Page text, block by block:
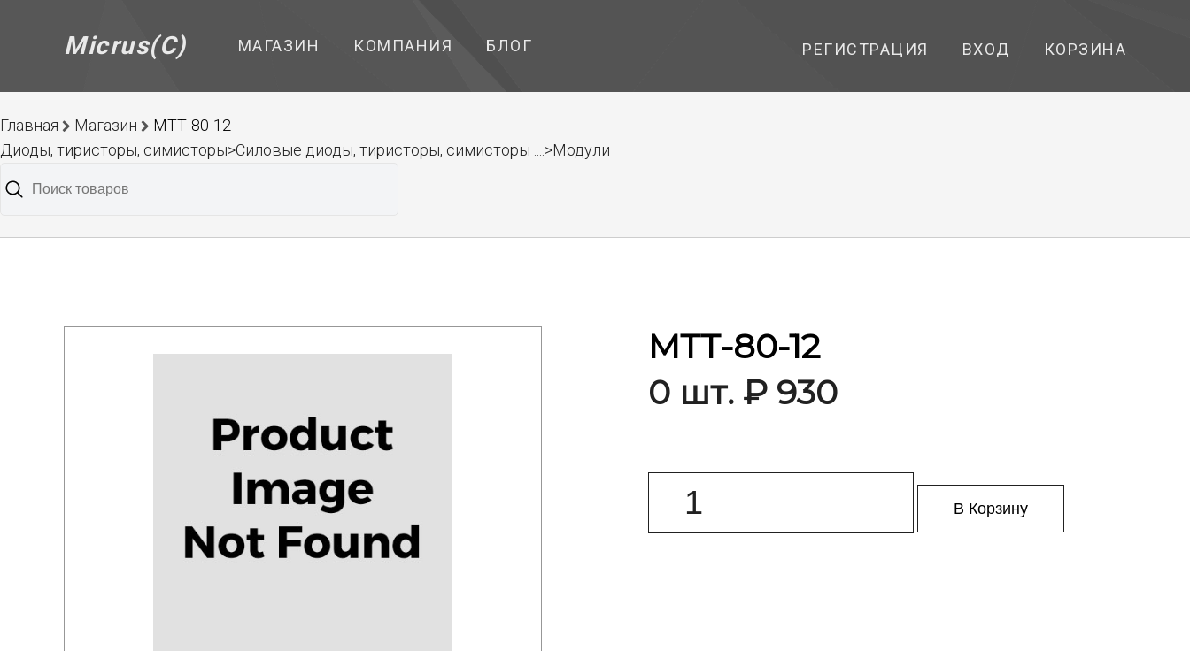
Micrus(C) МАГАЗИН КОМПАНИЯ БЛОГ РЕГИСТРАЦИЯ ВХОД КОРЗИНА
Главная Магазин
МТТ-80-12
Диоды, тиристоры, симисторы>Силовые диоды, тиристоры, симисторы ....>Модули
МТТ-80-12
0 шт. ₽ 930
В Корзину